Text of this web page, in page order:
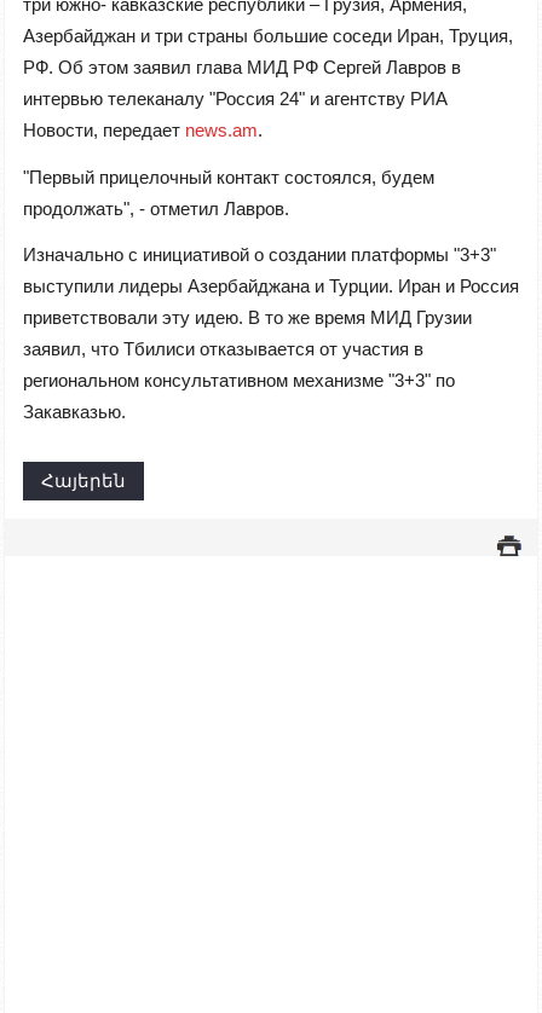
три южно- кавказские республики – Грузия, Армения,
Азербайджан и три страны большие соседи Иран, Труция,
РФ. Об этом заявил глава МИД РФ Сергей Лавров в
интервью телеканалу "Россия 24" и агентству РИА
Новости, передает news.am.
"Первый прицелочный контакт состоялся, будем
продолжать", - отметил Лавров.
Изначально с инициативой о создании платформы "3+3"
выступили лидеры Азербайджана и Турции. Иран и Россия
приветствовали эту идею. В то же время МИД Грузии
заявил, что Тбилиси отказывается от участия в
региональном консультативном механизме "3+3" по
Закавказью.
Հայերեն